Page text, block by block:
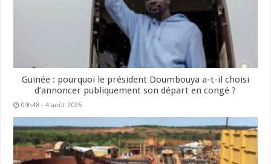
Guinée : pourquoi le président Doumbouya a-t-il choisi
d’annoncer publiquement son départ en congé ?
09h48 - 4 août 2026